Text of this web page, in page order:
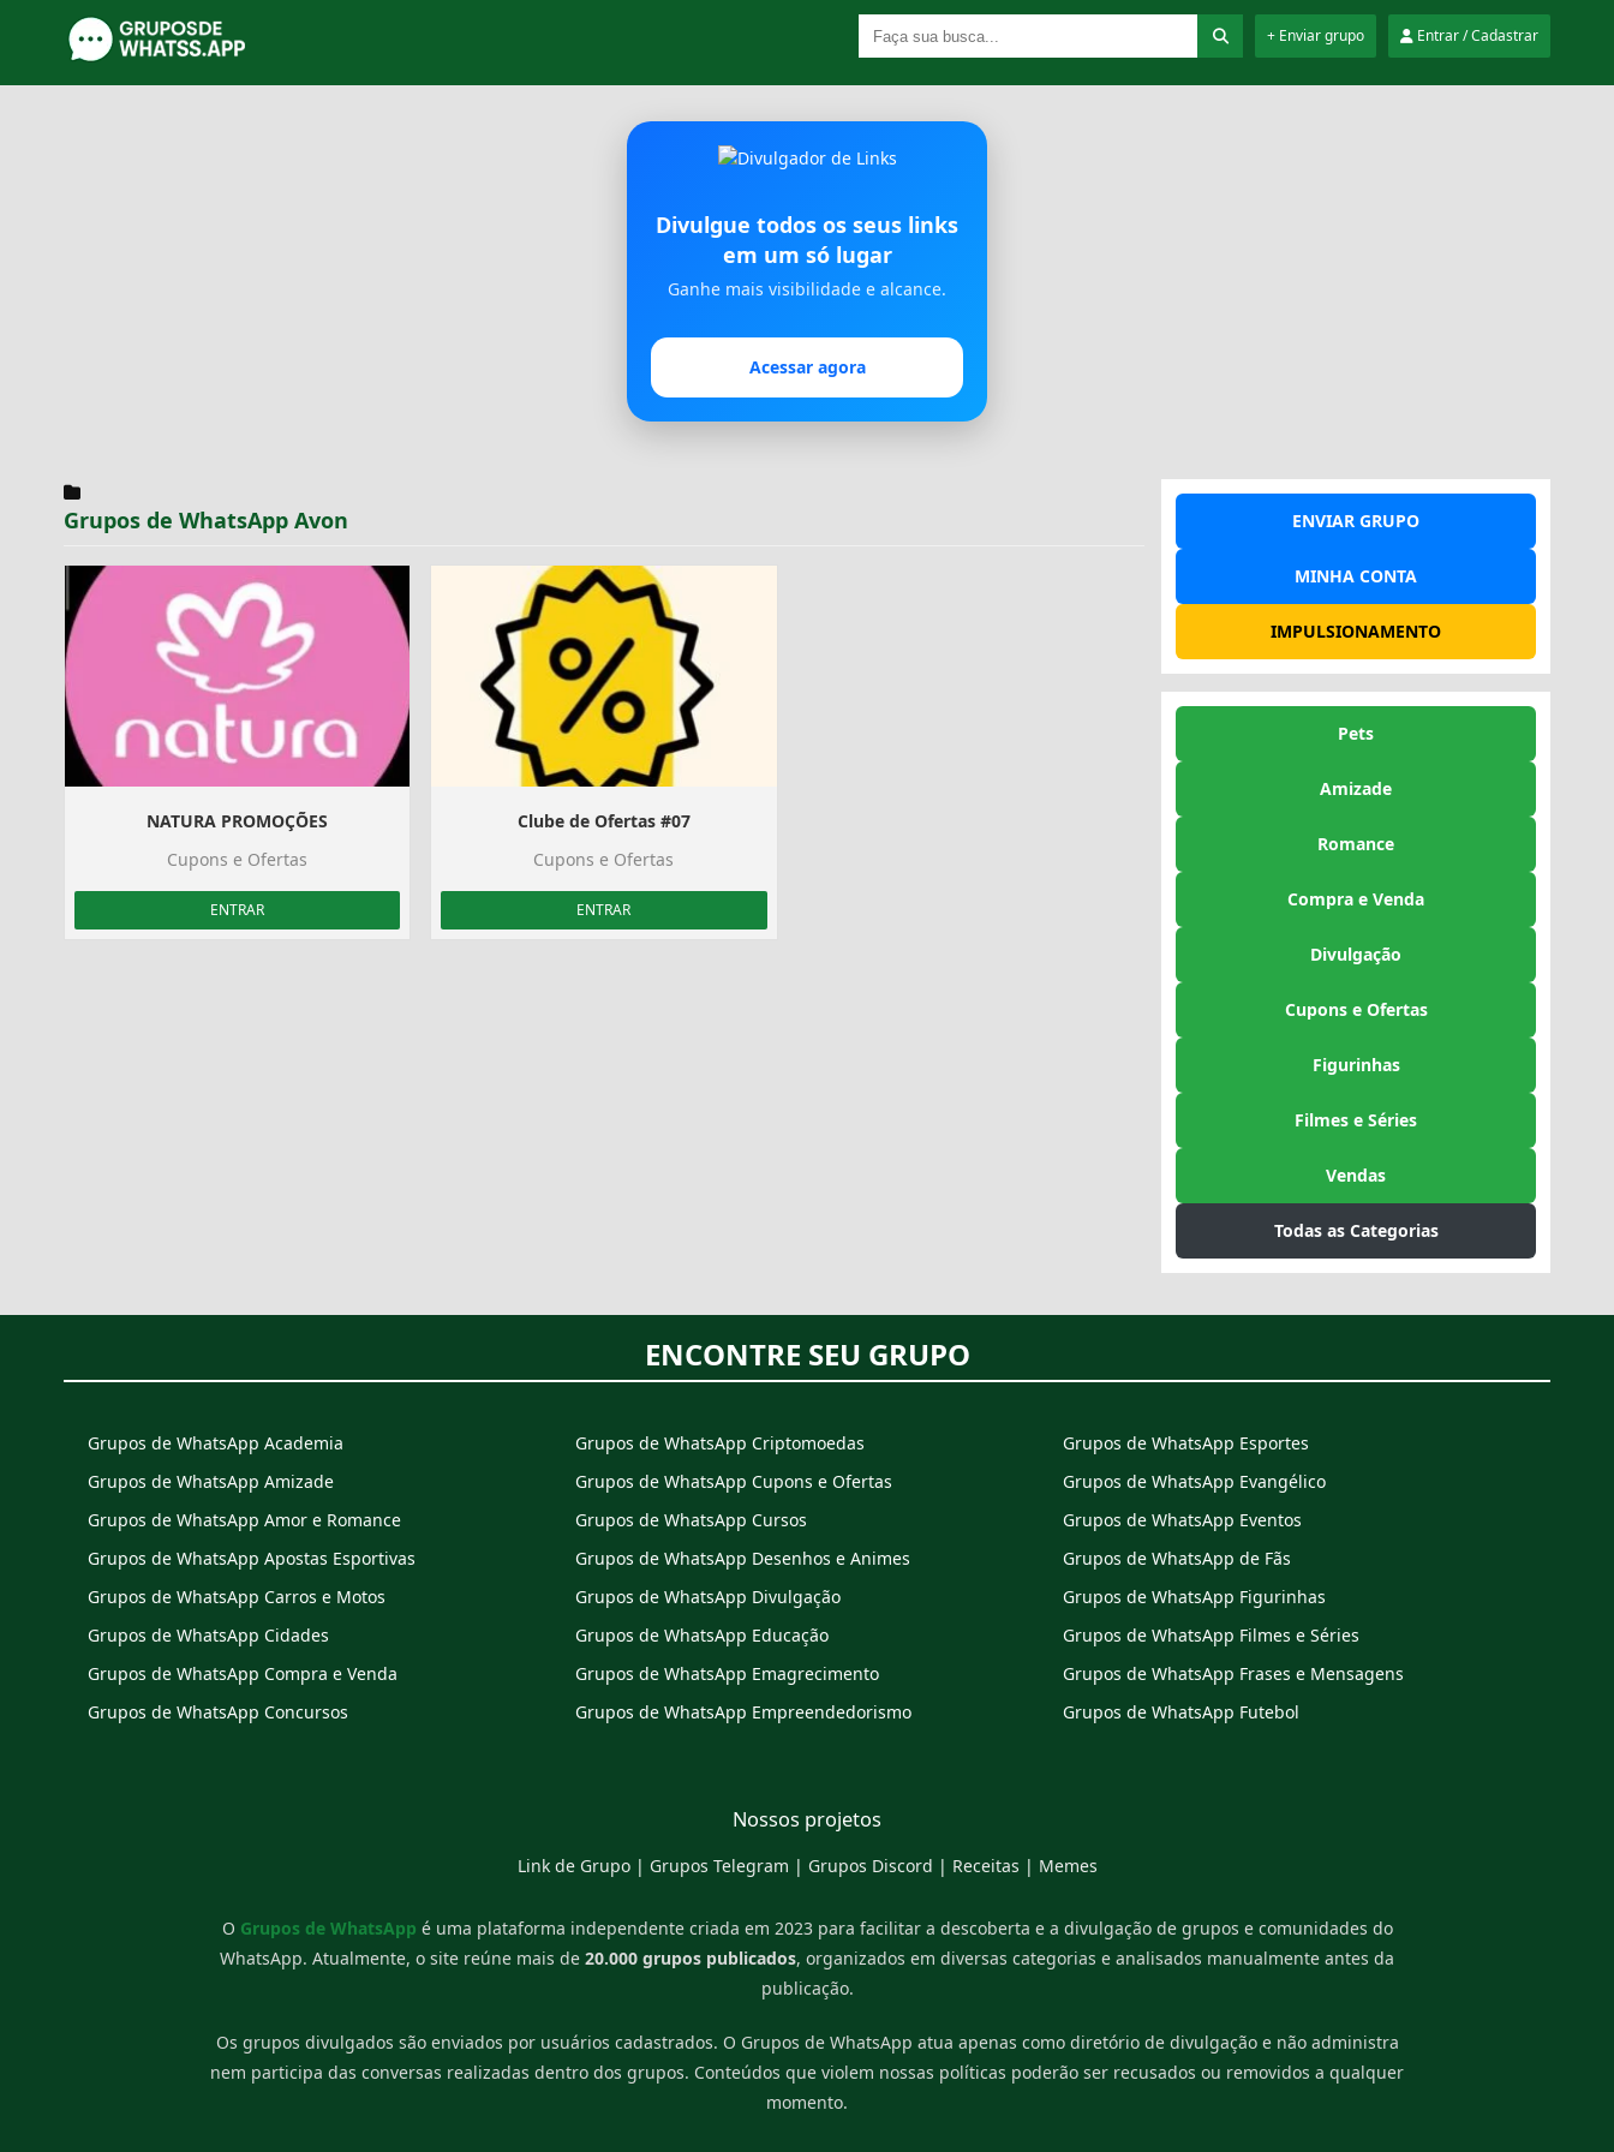
Entrar / Cadastrar
+ Enviar grupo
Divulgue todos os seus links
em um só lugar
Ganhe mais visibilidade e alcance.
Acessar agora
Grupos de WhatsApp Avon
NATURA PROMOÇÕES
Cupons e Ofertas
ENTRAR
Clube de Ofertas #07
Cupons e Ofertas
ENTRAR
ENVIAR GRUPO
MINHA CONTA
IMPULSIONAMENTO
Pets
Amizade
Romance
Compra e Venda
Divulgação
Cupons e Ofertas
Figurinhas
Filmes e Séries
Vendas
Todas as Categorias
ENCONTRE SEU GRUPO
Grupos de WhatsApp Academia
Grupos de WhatsApp Amizade
Grupos de WhatsApp Amor e Romance
Grupos de WhatsApp Apostas Esportivas
Grupos de WhatsApp Carros e Motos
Grupos de WhatsApp Cidades
Grupos de WhatsApp Compra e Venda
Grupos de WhatsApp Concursos
Grupos de WhatsApp Criptomoedas
Grupos de WhatsApp Cupons e Ofertas
Grupos de WhatsApp Cursos
Grupos de WhatsApp Desenhos e Animes
Grupos de WhatsApp Divulgação
Grupos de WhatsApp Educação
Grupos de WhatsApp Emagrecimento
Grupos de WhatsApp Empreendedorismo
Grupos de WhatsApp Esportes
Grupos de WhatsApp Evangélico
Grupos de WhatsApp Eventos
Grupos de WhatsApp de Fãs
Grupos de WhatsApp Figurinhas
Grupos de WhatsApp Filmes e Séries
Grupos de WhatsApp Frases e Mensagens
Grupos de WhatsApp Futebol
Nossos projetos
Link de Grupo| Grupos Telegram | Grupos Discord | Receitas | Memes
O Grupos de WhatsApp é uma plataforma independente criada em 2023 para facilitar a descoberta e a divulgação de grupos e comunidades do
WhatsApp. Atualmente, o site reúne mais de 20.000 grupos publicados, organizados em diversas categorias e analisados manualmente antes da
publicação.
Os grupos divulgados são enviados por usuários cadastrados. O Grupos de WhatsApp atua apenas como diretório de divulgação e não administra
nem participa das conversas realizadas dentro dos grupos. Conteúdos que violem nossas políticas poderão ser recusados ou removidos a qualquer
momento.